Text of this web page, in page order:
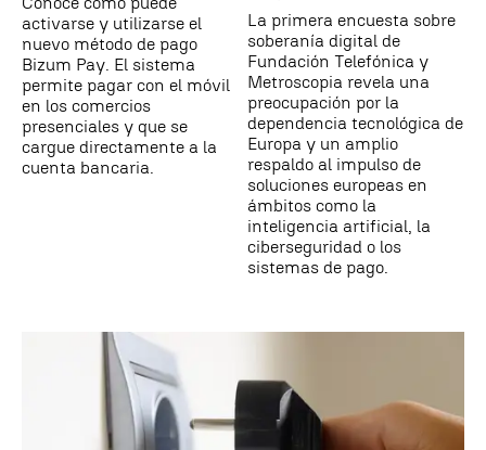
activarse y utilizarse el
nuevo método de pago
Bizum Pay. El sistema
permite pagar con el móvil
en los comercios
presenciales y que se
cargue directamente a la
cuenta bancaria.
La primera encuesta sobre
soberanía digital de
Fundación Telefónica y
Metroscopia revela una
preocupación por la
dependencia tecnológica de
Europa y un amplio
respaldo al impulso de
soluciones europeas en
ámbitos como la
inteligencia artificial, la
ciberseguridad o los
sistemas de pago.